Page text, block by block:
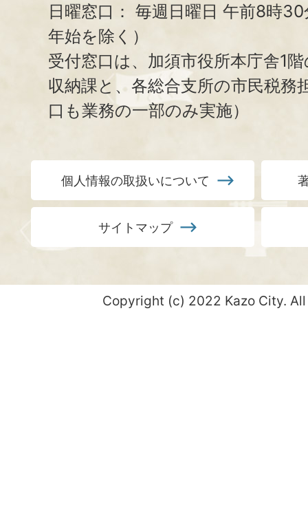
日曜窓口： 毎週日曜日 午前8時
年始を除く）
受付窓口は、加須市役所本庁舎1
収納課と、 各総合支所の市民税務
口も業務の一部のみ実施）
個人情報の取扱いについて
サイトマップ
Copyright (c) 2022 Kazo City.